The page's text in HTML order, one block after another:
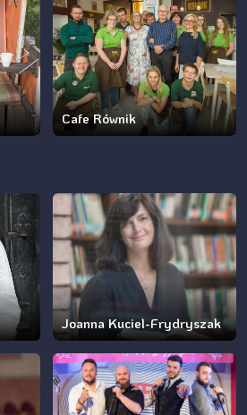
Cafe Równik
Joanna Kuciel-Frydryszak